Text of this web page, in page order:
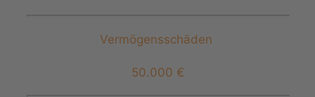
Vermögensschäden
50.000 €